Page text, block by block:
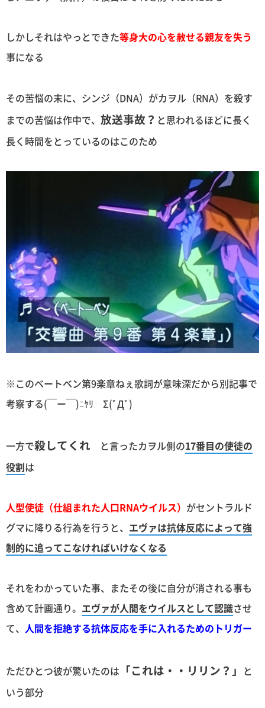
しかしそれはやっとできた等身大の心を赦せる親友を失う
事になる
その苦悩の末に、シンジ（DNA）がカヲル（RNA）を殺す
までの苦悩は作中で、 放送事故？ と思われるほどに長く
長く時間をとっているのはこのため
※このベートベン第9楽章ねぇ歌詞が意味深だから別記事で
考察する(￣ー￣)ﾆﾔﾘ Σ(ﾟДﾟ)
一方で殺してくれ と言ったカヲル側の17番目の使徒の
役割は
人型使徒（仕組まれた人口RNAウイルス） がセントラルド
グマに降りる行為を行うと、 エヴァは抗体反応によって強
制的に追ってこなければいけなくなる
それをわかっていた事、またその後に自分が消される事も
含めて計画通り。 エヴァが人間をウイルスとして認識させ
て、 人間を拒絶する抗体反応を手に入れるためのトリガー
ただひとつ彼が驚いたのは 「これは・・リリン？」 と
いう部分